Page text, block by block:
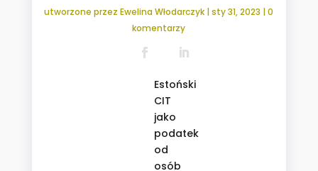
utworzone przezEwelina Włodarczyk|sty 31, 2023 |0
komentarzy
Estoński
CIT
jako
podatek
od
osób